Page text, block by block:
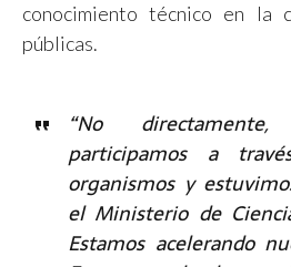
conocimiento técnico en la
públicas.
“No
participamos a
organismos y
el Ministerio de
Estamos acelerando